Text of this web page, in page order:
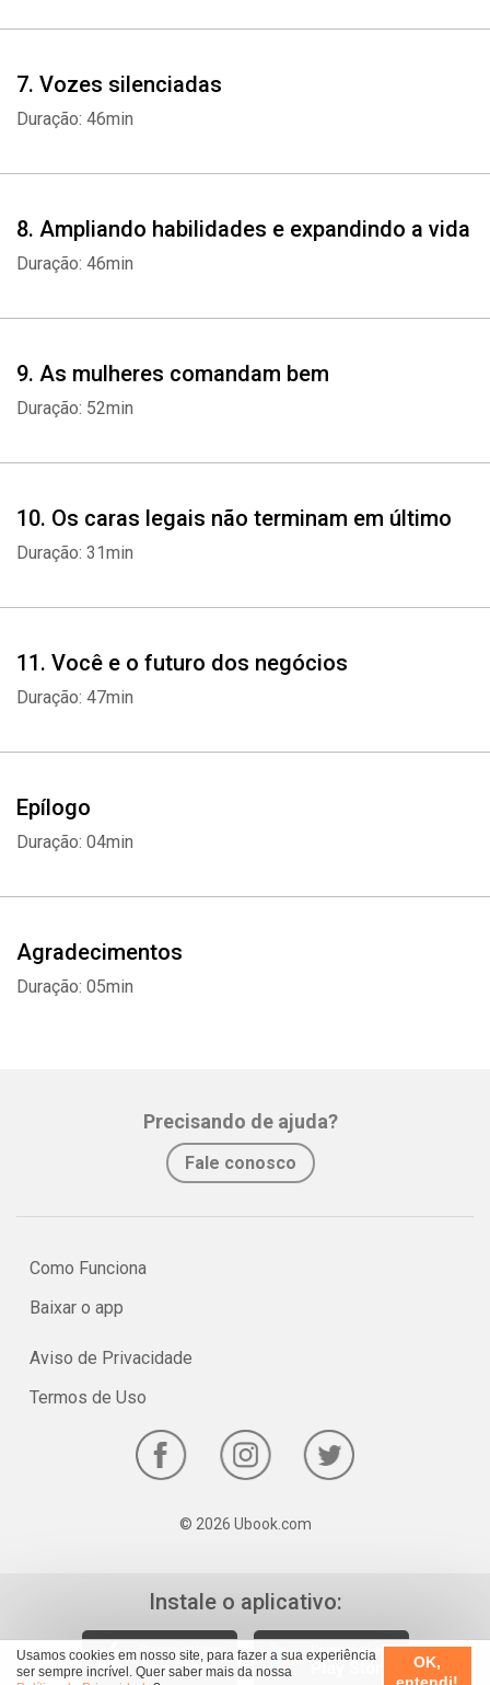
Usamos cookies em nosso site, para fazer a sua experiência
ser sempre incrível. Quer saber mais da nossa
OK,
7. Vozes silenciadas
Duração: 46min
8. Ampliando habilidades e expandindo a vida
Duração: 46min
9. As mulheres comandam bem
Duração: 52min
10. Os caras legais não terminam em último
Duração: 31min
11. Você e o futuro dos negócios
Duração: 47min
Epílogo
Duração: 04min
Agradecimentos
Duração: 05min
Precisando de ajuda?
Fale conosco
Como Funciona
Baixar o app
Aviso de Privacidade
Termos de Uso
© 2026 Ubook.com
Instale o aplicativo: